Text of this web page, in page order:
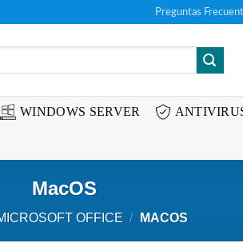
Preguntas
WINDOWS SERVER
MacOS
OFFICE / MACOS